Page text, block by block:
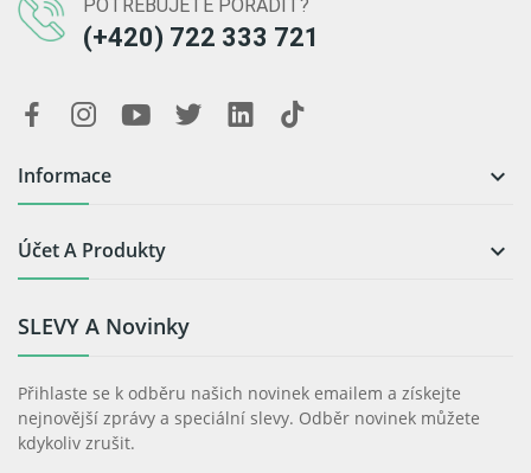
POTŘEBUJETE PORADIT?
(+420) 722 333 721
Informace 
Účet A Produkty 
SLEVY A Novinky
Přihlaste se k odběru našich novinek emailem a získejte
nejnovější zprávy a speciální slevy. Odběr novinek můžete
kdykoliv zrušit.